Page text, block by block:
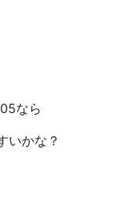
なら
いかな？